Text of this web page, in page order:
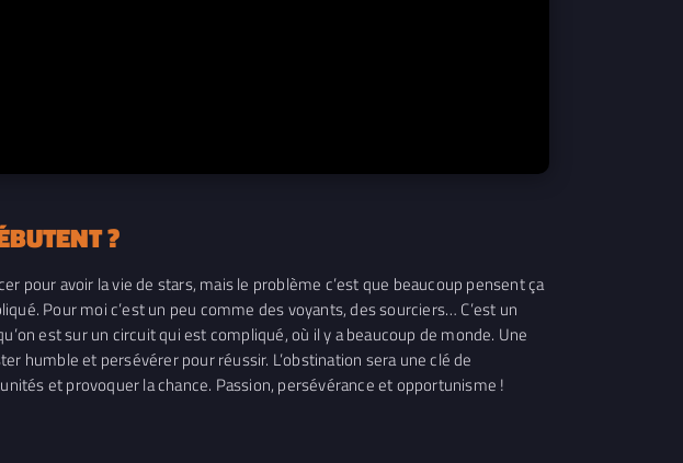
?
pour avoir la vie de stars, mais le problème c’est que beaucoup pensent ça
Pour moi c’est un peu comme des voyants, des sourciers… C’est un
est sur un circuit qui est compliqué, où il y a beaucoup de monde. Une
humble et persévérer pour réussir. L’obstination sera une clé de
et provoquer la chance. Passion, persévérance et opportunisme !